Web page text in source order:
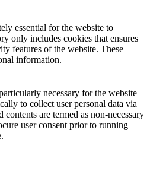
essential for the website to
only includes cookies that ensures
features of the website. These
information.
necessary for the website
to collect user personal data via
contents are termed as non-necessary
user consent prior to running